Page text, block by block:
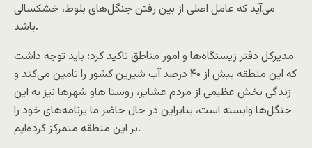
می‌آید که عامل اصلی از بین رفتن جنگل‌های بلوط، خشکسالی
باشد.
مدیرکل دفتر زیستگاه‌ها و امور مناطق تاکید کرد: باید توجه داشت
که این منطقه بیش از ۴۰ درصد آب شیرین کشور را تامین می‌کند و
زندگی بخش عظیمی از مردم عشایر، روستا هاو شهرها نیز به این
جنگل‌ها وابسته است، بنابراین در حال حاضر ما برنامه‌های خود را
بر این منطقه متمرکز کرده‌ایم.